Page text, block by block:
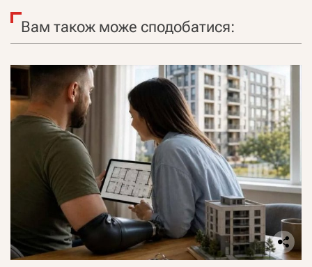
Вам також може сподобатися: